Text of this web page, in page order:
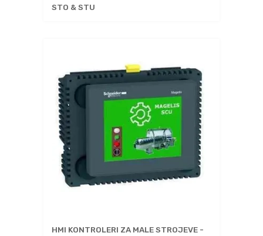
STO & STU
HMI KONTROLERI ZA MALE STROJEVE -